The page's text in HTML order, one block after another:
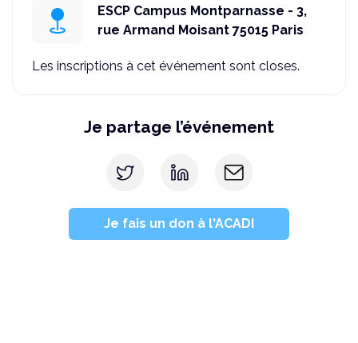
ESCP Campus Montparnasse - 3,
rue Armand Moisant 75015 Paris
Les inscriptions à cet événement sont closes.
Je partage l’événement
Je fais un don à l'ACADI